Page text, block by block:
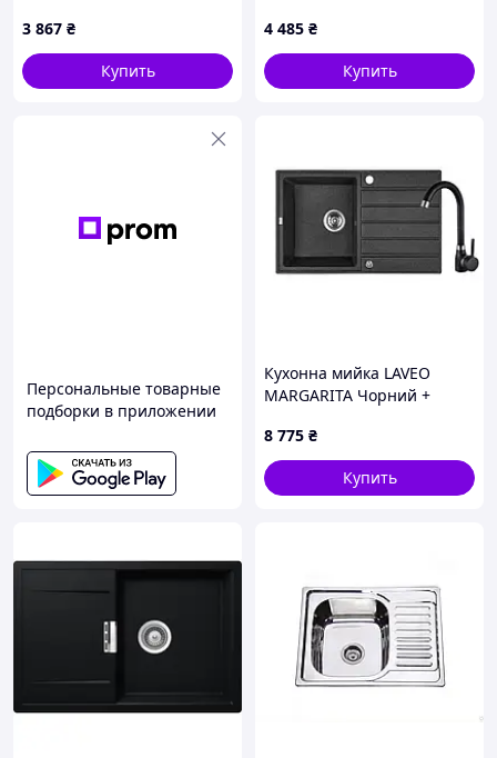
3 867 ₴
Купить
4 485 ₴
Купить
Персональные товарные
подборки в приложении
Кухонна мийка LAVEO
MARGARITA Чорний +
8 775 ₴
Купить